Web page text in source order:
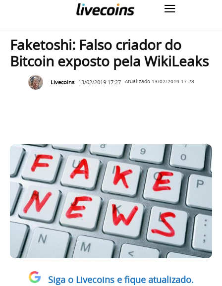
Faketoshi: Falso criador do
Bitcoin exposto pela WikiLeaks
Livecoins 13/02/2019 17:27 Atualizado 13/02/2019 17:28
Siga o Livecoins e fique atualizado.